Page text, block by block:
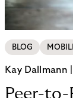
BLOG
Kay Dallmann |
Peer-to-